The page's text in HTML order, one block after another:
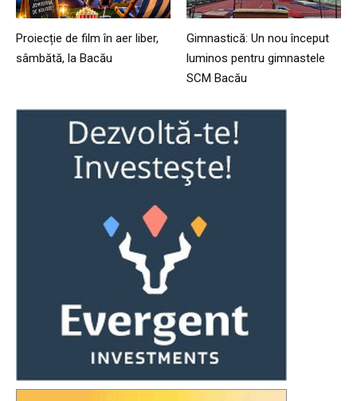
Proiecție de film în aer liber,
sâmbătă, la Bacău
Gimnastică: Un nou început
luminos pentru gimnastele
SCM Bacău